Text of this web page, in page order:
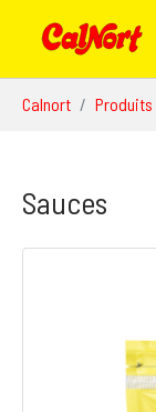
Calnort Produits
Sauces